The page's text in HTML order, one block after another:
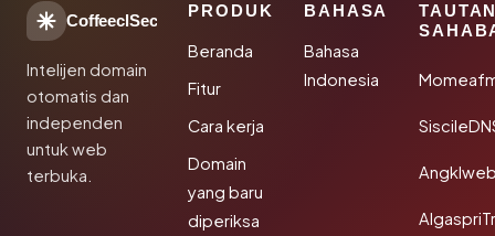
CoffeeclSec
Intelijen domain
otomatis dan
independen
untuk web
terbuka.
PRODUK
Beranda
Fitur
Cara kerja
Domain
yang baru
diperiksa
BAHASA
Bahasa
Indonesia